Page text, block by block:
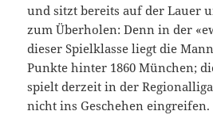
und sitzt bereits auf der Lauer
zum Überholen: Denn in der
dieser Spielklasse liegt die
Punkte hinter 1860 München;
spielt derzeit in der
nicht ins Geschehen eingreifen.